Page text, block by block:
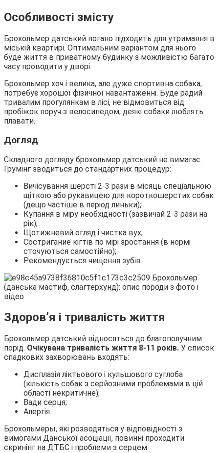
Особливості змісту
Брохольмер датський погано підходить для утримання в
міській квартирі. Оптимальним варіантом для нього
буде життя в приватному будинку з можливістю багато
часу проводити у дворі.
Брохольмер хоч і велика, але дуже спортивна собака,
потребує хорошої фізичної навантаженні. Буде радий
тривалим прогулянкам в лісі, не відмовиться від
пробіжок поруч з велосипедом, деякі собаки люблять
плавати.
Догляд
Складного догляду брохольмер датський не вимагає.
Грумінг зводиться до стандартних процедур:
Вичісування шерсті 2-3 рази в місяць спеціальною
щіткою або рукавицею для короткошерстих собак
(дещо частіше в період линьки);
Купання в міру необхідності (зазвичай 2-3 рази на
рік);
Щотижневий огляд і чистка вух;
Состригание кігтів по мірі зростання (в нормі
сточуються самостійно);
Рекомендується чищення зубів.
Здоров’я і тривалість життя
Брохольмер датський відносяться до благополучним
порід. Очікувана тривалість життя 8-11 років. У список
спадкових захворювань входять:
Дисплазія ліктьового і кульшового суглоба
(кількість собак з серйозними проблемами в цій
області некритичне);
Вади серця;
Алергія.
Брохольмеры, які розводяться у відповідності з
вимогами Данської асоціації, повинні проходити
скринінг на ДТБС і проблеми з серцем.